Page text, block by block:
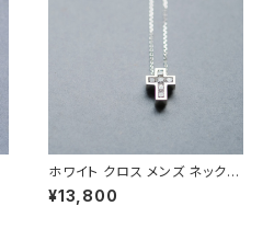
ホワイト クロス メンズ ネックレ
ス シルバー925
¥13,800